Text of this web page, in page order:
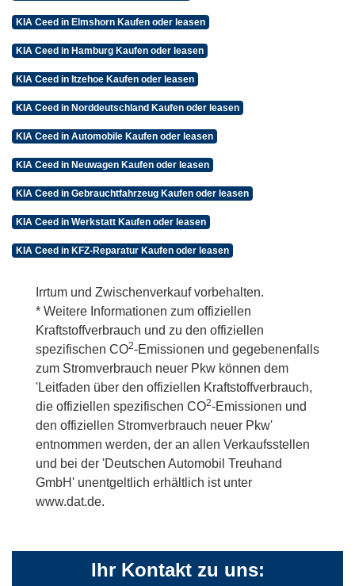
KIA Ceed in Elmshorn Kaufen oder leasen
KIA Ceed in Hamburg Kaufen oder leasen
KIA Ceed in Itzehoe Kaufen oder leasen
KIA Ceed in Norddeutschland Kaufen oder leasen
KIA Ceed in Automobile Kaufen oder leasen
KIA Ceed in Neuwagen Kaufen oder leasen
KIA Ceed in Gebrauchtfahrzeug Kaufen oder leasen
KIA Ceed in Werkstatt Kaufen oder leasen
KIA Ceed in KFZ-Reparatur Kaufen oder leasen
Irrtum und Zwischenverkauf vorbehalten.
* Weitere Informationen zum offiziellen
Kraftstoffverbrauch und zu den offiziellen
spezifischen CO2-Emissionen und gegebenenfalls
zum Stromverbrauch neuer Pkw können dem
'Leitfaden über den offiziellen Kraftstoffverbrauch,
die offiziellen spezifischen CO2-Emissionen und
den offiziellen Stromverbrauch neuer Pkw'
entnommen werden, der an allen Verkaufsstellen
und bei der 'Deutschen Automobil Treuhand
GmbH' unentgeltlich erhältlich ist unter
www.dat.de.
Ihr Kontakt zu uns: